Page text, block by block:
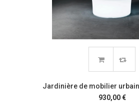
Jardinière de mobilier
930,00 €